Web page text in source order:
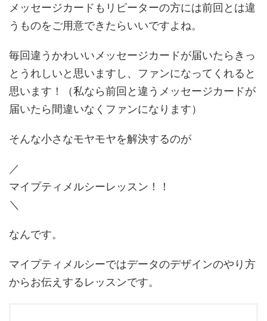
メッセージカードもリピーターの方には前回とは違
うものをご用意できたらいいですよね。
毎回違うかわいいメッセージカードが届いたらきっ
とうれしいと思いますし、ファンになってくれると
思います！（私なら前回と違うメッセージカードが
届いたら間違いなくファンになります）
そんな小さなモヤモヤを解決するのが
／
マイプティメルシーレッスン！！
＼
なんです。
マイプティメルシーではデータのデザインのやり方
からお伝えするレッスンです。